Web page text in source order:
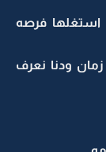
فرصه
ودنا نعرف